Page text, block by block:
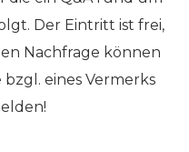
Der Eintritt ist frei,
Nachfrage können
eines Vermerks